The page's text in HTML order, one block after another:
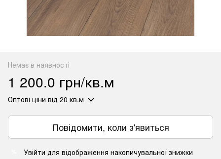
Немає в наявності
1 200.0 грн/кв.м
Оптові ціни від 20 кв.м
Повідомити, коли з'явиться
Увійти для відображення накопичувальної знижки